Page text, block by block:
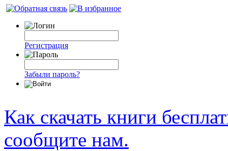
Регистрация
Забыли пароль?
Как скачать книги
сообщите нам.